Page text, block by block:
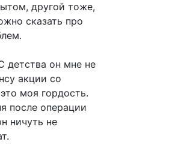
другой тоже,
сказать про
детства он мне не
акции со
моя гордость.
после операции
ничуть не